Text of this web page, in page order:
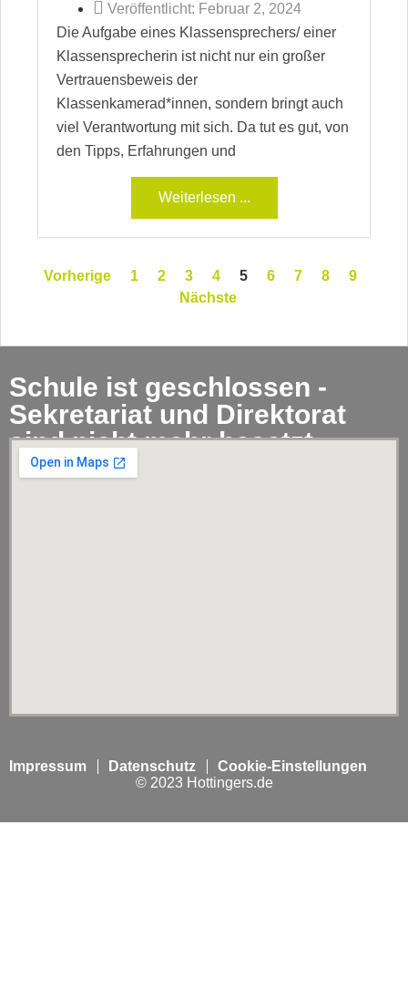
Veröffentlicht: Februar 2, 2024
Die Aufgabe eines Klassensprechers/ einer
Klassensprecherin ist nicht nur ein großer
Vertrauensbeweis der
Klassenkamerad*innen, sondern bringt auch
viel Verantwortung mit sich. Da tut es gut, von
den Tipps, Erfahrungen und
Weiterlesen ...
Vorherige 1 2 3 4 5 6 7 8
9
Nächste
Schule ist geschlossen -
Sekretariat und Direktorat
sind nicht mehr besetzt.
Impressum Datenschutz
Cookie-Einstellungen
© 2023 Hottingers.de